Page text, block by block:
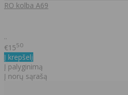
RO kolba A69
..
€1550
Į krepšelį
Į palyginimą
Į norų sąrašą